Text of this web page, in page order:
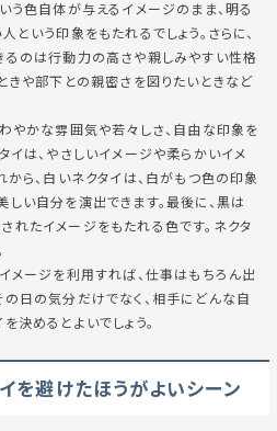
う色自体が与えるイメージのまま、明る
という印象をもたれるでしょう。さらに、
るのは行動力の高さや親しみやすい性格
きや部下との親密さを図りたいときなど
やかな雰囲気や若々しさ、自由な印象を
イは、やさしいイメージや柔らかいイメ
から、白いネクタイは、白がもつ色の印象
い自分を演出できます。最後に、黒は
れたイメージをもたれる色です。ネクタ
メージを利用すれば、仕事はもちろん出
日の気分だけでなく、相手にどんな自
決めるとよいでしょう。
を避けたほうがよいシーン